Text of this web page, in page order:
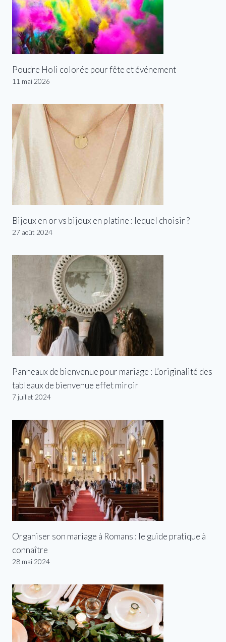
Poudre Holi colorée pour fête et événement
11 mai 2026
Bijoux en or vs bijoux en platine : lequel choisir ?
27 août 2024
Panneaux de bienvenue pour mariage : L’originalité des
tableaux de bienvenue effet miroir
7 juillet 2024
Organiser son mariage à Romans : le guide pratique à
connaître
28 mai 2024